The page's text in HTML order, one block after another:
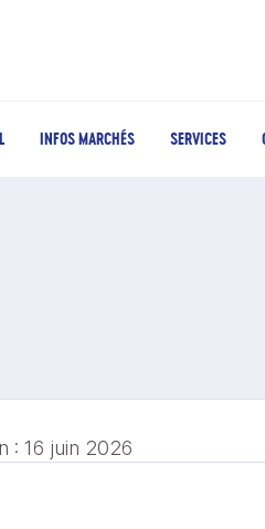
INFOS MARCHÉS SERVICES
: 16 juin 2026